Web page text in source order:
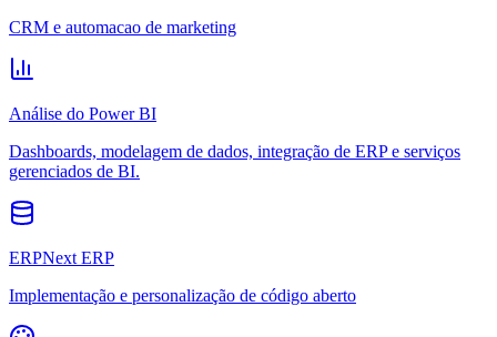
CRM e automacao de marketing
Análise do Power BI
Dashboards, modelagem de dados, integração de ERP e serviços
gerenciados de BI.
ERPNext ERP
Implementação e personalização de código aberto